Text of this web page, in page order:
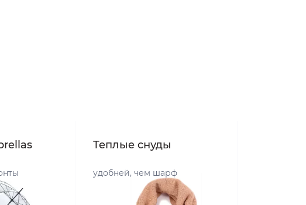
Теплые снуды
удобней, чем шарф